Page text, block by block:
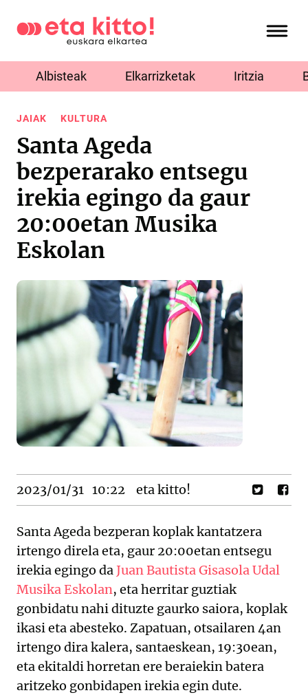
Albisteak Elkarrizketak Iritzia
JAIAK KULTURA
Santa Ageda
bezperarako entsegu
irekia egingo da gaur
20:00etan Musika
Eskolan
2023/01/31 10:22 eta kitto!
Santa Ageda bezperan koplak kantatzera
irtengo direla eta, gaur 20:00etan entsegu
irekia egingo da Juan Bautista Gisasola Udal
Musika Eskolan, eta herritar guztiak
gonbidatu nahi dituzte gaurko saiora, koplak
ikasi eta abesteko. Zapatuan, otsailaren 4an
irtengo dira kalera, santaeskean, 19:30ean,
eta ekitaldi horretan ere beraiekin batera
aritzeko gonbidapen irekia egin dute.